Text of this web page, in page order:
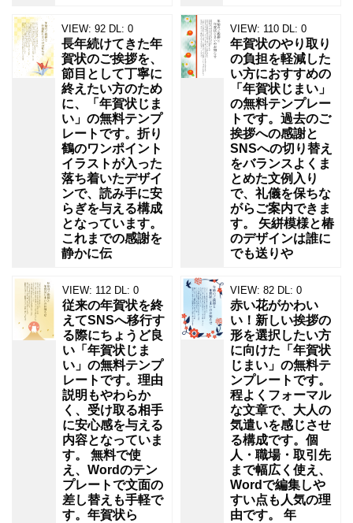
VIEW: 92 DL: 0
長年続けてきた年
賀状のご挨拶を、
節目として丁寧に
終えたい方のため
に、「年賀状じま
い」の無料テンプ
レートです。折り
鶴のワンポイント
イラストが入った
落ち着いたデザイ
ンで、読み手に安
らぎを与える構成
となっています。
これまでの感謝を
静かに伝
VIEW: 110 DL: 0
年賀状のやり取り
の負担を軽減した
い方におすすめの
「年賀状じまい」
の無料テンプレー
トです。過去のご
挨拶への感謝と
SNSへの切り替え
をバランスよくま
とめた文例入り
で、礼儀を保ちな
がらご案内できま
す。 矢絣模様と椿
のデザインは誰に
でも送りや
VIEW: 112 DL: 0
従来の年賀状を終
えてSNSへ移行す
る際にちょうど良
い「年賀状じま
い」の無料テンプ
レートです。理由
説明もやわらか
く、受け取る相手
に安心感を与える
内容となっていま
す。 無料で使
え、Wordのテン
プレートで文面の
差し替えも手軽で
す。年賀状ら
VIEW: 82 DL: 0
赤い花がかわい
い！新しい挨拶の
形を選択したい方
に向けた「年賀状
じまい」の無料テ
ンプレートです。
程よくフォーマル
な文章で、大人の
気遣いを感じさせ
る構成です。個
人・職場・取引先
まで幅広く使え、
Wordで編集しや
すい点も人気の理
由です。 年